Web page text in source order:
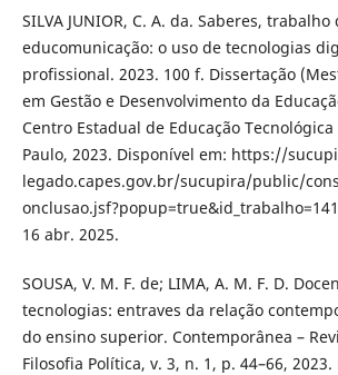
SILVA JUNIOR, C. A. da. Saberes,
educomunicação: o uso de tecnologias
profissional. 2023. 100 f. Dissertação
em Gestão e Desenvolvimento da
Centro Estadual de Educação Tecnológica
Paulo, 2023. Disponível em: https://
legado.capes.gov.br/sucupira/public/
16 abr. 2025.
SOUSA, V. M. F. de; LIMA, A. M. F. D.
tecnologias: entraves da relação
do ensino superior. Contemporânea –
Filosofia Política, v. 3, n. 1, p. 44–66, 2023.